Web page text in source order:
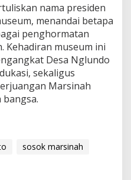
nama presiden
menandai betapa
penghormatan
Kehadiran museum ini
Desa Nglundo
sekaligus
Marsinah
sosok marsinah